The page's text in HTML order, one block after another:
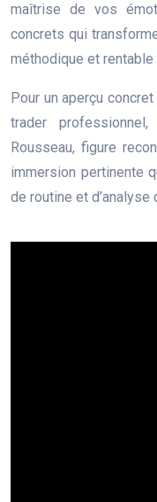
maîtrise de vos
concrets qui
méthodique et
Pour un aperçu
trader
Rousseau, figure
immersion pertinente
de routine et d’analyse